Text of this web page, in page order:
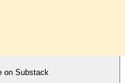
on Substack